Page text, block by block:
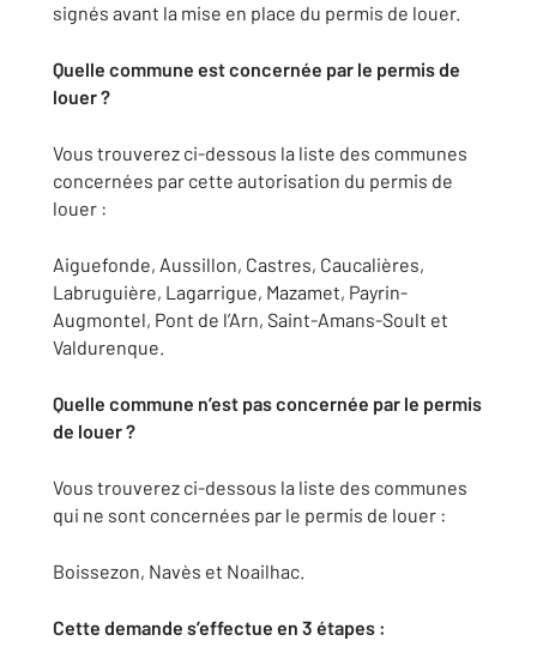
signés avant la mise en place du permis de louer.
Quelle commune est concernée par le permis de
louer ?
Vous trouverez ci-dessous la liste des communes
concernées par cette autorisation du permis de
louer :
Aiguefonde, Aussillon, Castres, Caucalières,
Labruguière, Lagarrigue, Mazamet, Payrin-
Augmontel, Pont de l’Arn, Saint-Amans-Soult et
Valdurenque.
Quelle commune n’est pas concernée par le permis
de louer ?
Vous trouverez ci-dessous la liste des communes
qui ne sont concernées par le permis de louer :
Boissezon, Navès et Noailhac.
Cette demande s’effectue en 3 étapes :